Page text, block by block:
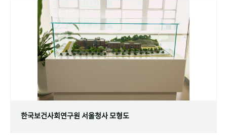
한국보건사회연구원 서울청사 모형도